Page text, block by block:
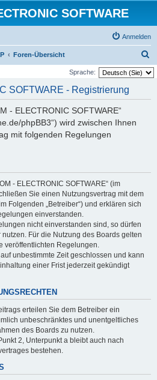
SOFTWARE
Anmelden
Foren-Übersicht
u
Sprache:
SOFTWARE - Registrierung
- ELECTRONIC SOFTWARE“
phpBB3“) wird zwischen Ihnen
mit folgenden Regelungen
- ELECTRONIC SOFTWARE“ (im
Sie einen Nutzungsvertrag mit dem
Folgenden „Betreiber“) und erklären sich
einverstanden.
nicht einverstanden sind, so dürfen
Für die Nutzung des Boards gelten
veröffentlichten Regelungen.
unbestimmte Zeit geschlossen und kann
einer Frist jederzeit gekündigt
erteilen Sie dem Betreiber ein
unbeschränktes und unentgeltliches
des Boards zu nutzen.
2, Unterpunkt a bleibt auch nach
bestehen.